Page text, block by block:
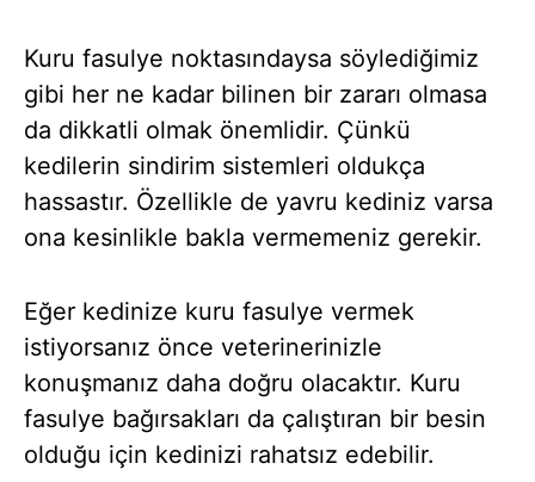
Kuru fasulye noktasındaysa söylediğimiz
gibi her ne kadar bilinen bir zararı olmasa
da dikkatli olmak önemlidir. Çünkü
kedilerin sindirim sistemleri oldukça
hassastır. Özellikle de yavru kediniz varsa
ona kesinlikle bakla vermemeniz gerekir.
Eğer kedinize kuru fasulye vermek
istiyorsanız önce veterinerinizle
konuşmanız daha doğru olacaktır. Kuru
fasulye bağırsakları da çalıştıran bir besin
olduğu için kedinizi rahatsız edebilir.